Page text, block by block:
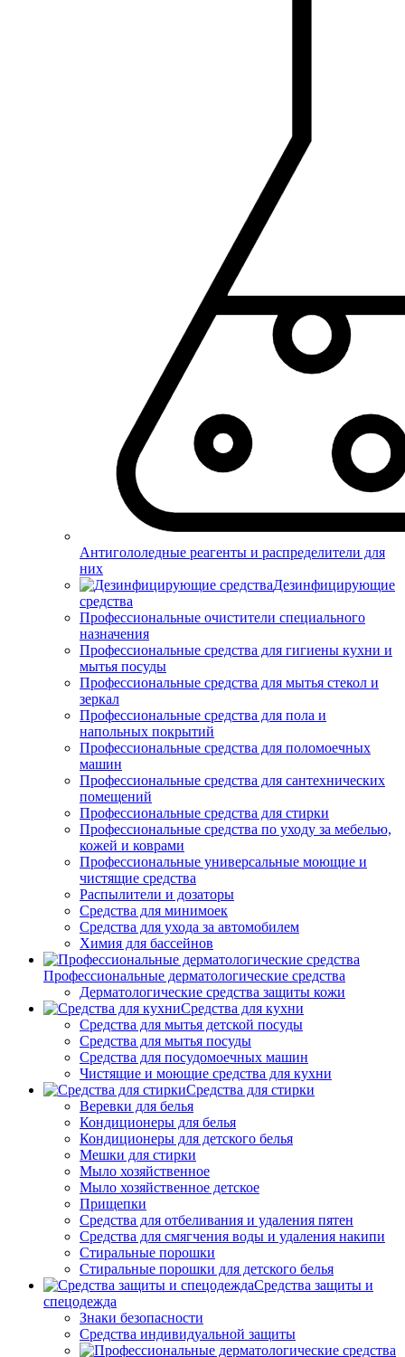
Антигололедные реагенты и распределители для
них
Дезинфицирующие
средства
Профессиональные очистители специального
назначения
Профессиональные средства для гигиены кухни и
мытья посуды
Профессиональные средства для мытья стекол и
зеркал
Профессиональные средства для пола и
напольных покрытий
Профессиональные средства для поломоечных
машин
Профессиональные средства для сантехнических
помещений
Профессиональные средства для стирки
Профессиональные средства по уходу за мебелью,
кожей и коврами
Профессиональные универсальные моющие и
чистящие средства
Распылители и дозаторы
Средства для минимоек
Средства для ухода за автомобилем
Химия для бассейнов
Профессиональные дерматологические средства
Дерматологические средства защиты кожи
Средства для кухни
Средства для мытья детской посуды
Средства для мытья посуды
Средства для посудомоечных машин
Чистящие и моющие средства для кухни
Средства для стирки
Веревки для белья
Кондиционеры для белья
Кондиционеры для детского белья
Мешки для стирки
Мыло хозяйственное
Мыло хозяйственное детское
Прищепки
Средства для отбеливания и удаления пятен
Средства для смягчения воды и удаления накипи
Стиральные порошки
Стиральные порошки для детского белья
Средства защиты и
спецодежда
Знаки безопасности
Средства индивидуальной защиты